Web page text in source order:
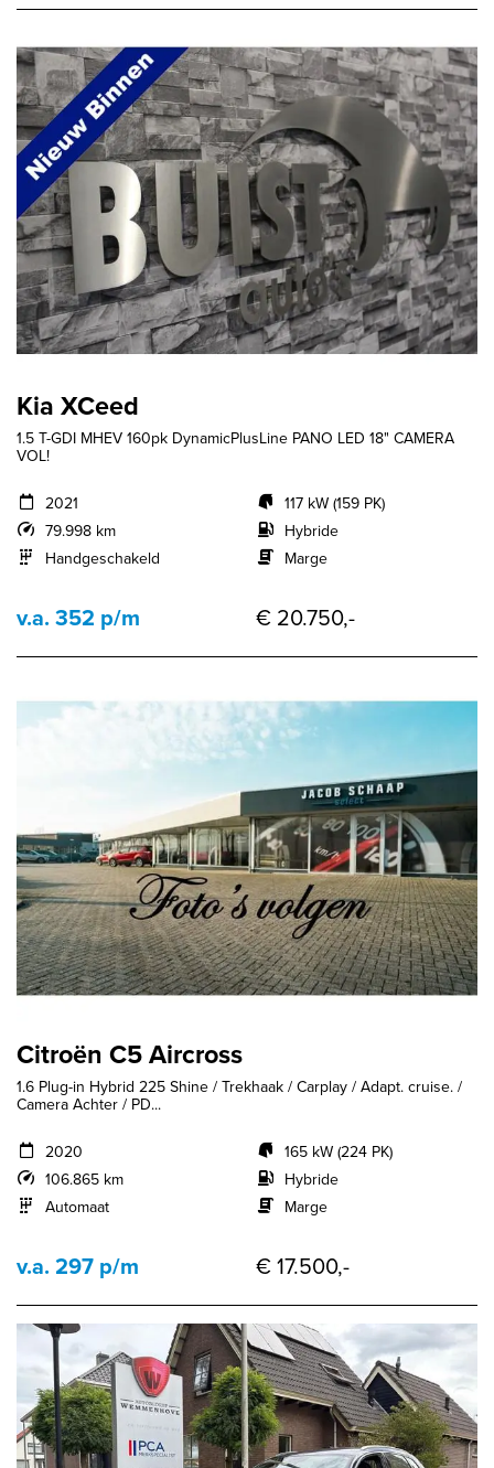
Kia XCeed
1.5 T-GDI MHEV 160pk DynamicPlusLine PANO LED 18" CAMERA
VOL!
2021
79.998 km
Handgeschakeld
117 kW (159 PK)
Hybride
Marge
v.a. 352 p/m € 20.750,-
Citroën C5 Aircross
1.6 Plug-in Hybrid 225 Shine / Trekhaak / Carplay / Adapt. cruise. /
Camera Achter / PD...
2020
106.865 km
Automaat
165 kW (224 PK)
Hybride
Marge
v.a. 297 p/m € 17.500,-